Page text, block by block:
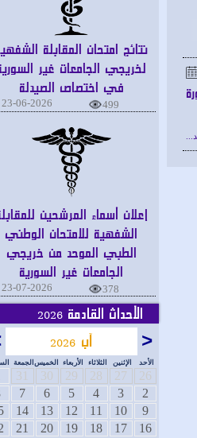
نتائج امتحان المقابلة الشفهية
لخريجي الجامعات غير السورية
في اختصاص الصيدلة
23-06-2026
إعلان أسماء المرشحين للمقابلة
الشفهية للامتحان الوطني
الطبي الموحد من خريجي
الجامعات غير السورية
23-07-2026
الأحداث القادمة2026
آب 2026
الإثنين الثلاثاء الأربعاء الخميسالجمعة السبت
27
28
29
30
31
10
11
12
13
14
15
17
18
19
20
21
22